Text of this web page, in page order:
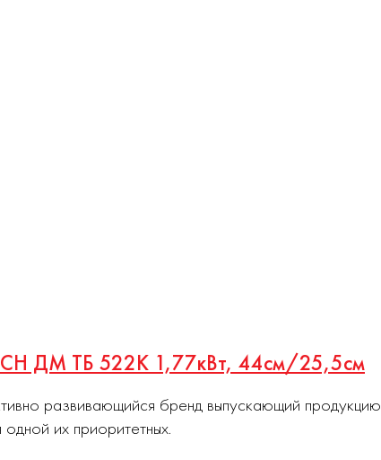
ДМ ТБ 522K 1,77кВт, 44см/25,5см
развивающийся бренд выпускающий
их приоритетных.